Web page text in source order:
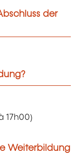
der
17h00)
Weiterbildung